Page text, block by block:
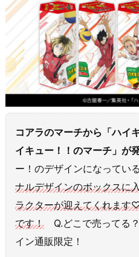
コアラのマーチから「ハイ
イキュー！！のマーチ」が
ー！のデザインになってい
ナルデザインのボックスに
ラクターが迎えてくれます
です！ Q.どこで売ってる
イン通販限定！